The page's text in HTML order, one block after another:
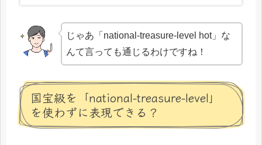
じゃあ「national-treasure-level hot」な
んて言っても通じるわけですね！
国宝級を「national-treasure-level」
を使わずに表現できる？